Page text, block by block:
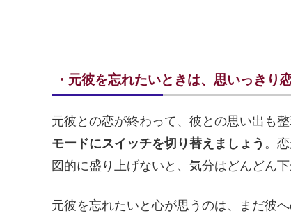
・元彼を忘れたいときは、思いっきり
元彼との恋が終わって、彼との思い出も整
モードにスイッチを切り替えましょう 。
図的に盛り上げないと、気分はどんどん下
元彼を忘れたいと心が思うのは、まだ彼